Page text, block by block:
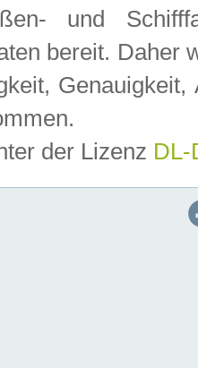
und
bereit. Daher
der Lizenz